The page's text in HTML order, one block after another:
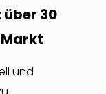
30
und